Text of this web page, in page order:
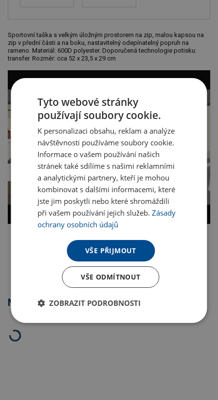
Sportovní taška s velkým úložným prostorem na zip, malou kapsou na
zip v přední části a na boku, nastavitelný odepínatelný popruh na
rameno. Materiál: 600D polyester. Doporučená technologie potisku:
transfer. Rozměr: cca 52 x 23,5 x 29 cm
Kopírovat odkaz
Nejprodávanější
Tyto webové stránky
používají soubory cookie.
K personalizaci obsahu, reklam a analýze
návštěvnosti používáme soubory cookie.
Informace o vašem používání našich
stránek také sdílíme s našimi reklamními
a analytickými partnery, kteří je mohou
kombinovat s dalšími informacemi, které
jste jim poskytli nebo které shromáždili
při vašem používání jejich služeb.Zásady
ochrany osobních údajů
VŠE PŘIJMOUT
VŠE ODMÍTNOUT
ZOBRAZIT PODROBNOSTI